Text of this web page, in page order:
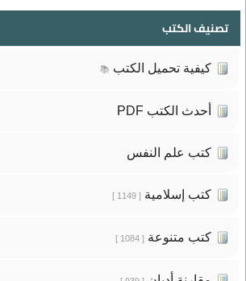
تصنيف الكتب
كيفية تحميل الكتب 📚
أحدث الكتب PDF
كتب علم النفس
كتب إسلامية[ 1149 ]
كتب متنوعة[ 1084 ]